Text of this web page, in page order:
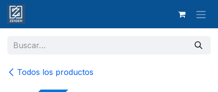
Ir al contenido
Todos los productos